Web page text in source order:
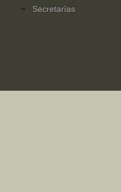
Secretarías